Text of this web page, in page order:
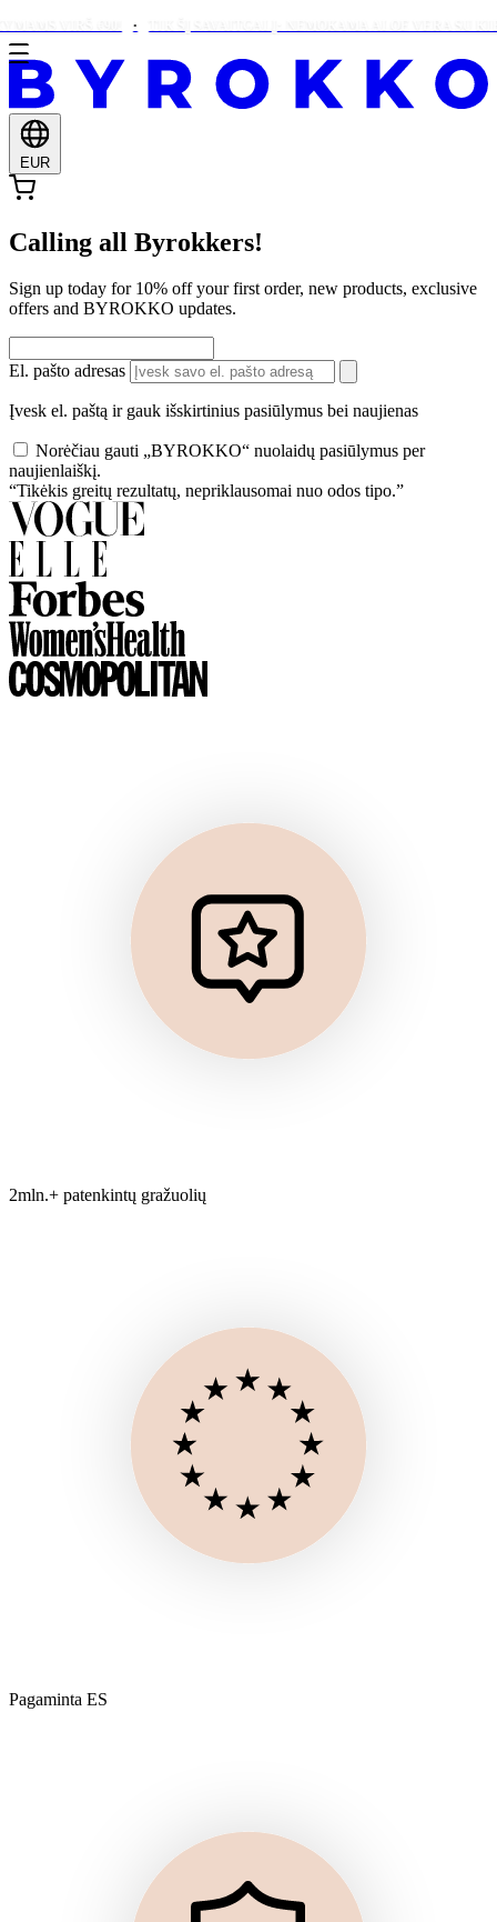
EUR
Calling all Byrokkers!
Sign up today for 10% off your first order, new products, exclusive
offers and BYROKKO updates.
El. pašto adresas
Įvesk el. paštą ir gauk išskirtinius pasiūlymus bei naujienas
Norėčiau gauti „BYROKKO“ nuolaidų pasiūlymus per
naujienlaiškį.
“Tikėkis greitų rezultatų, nepriklausomai nuo odos tipo.”
2mln.+ patenkintų gražuolių
Pagaminta ES